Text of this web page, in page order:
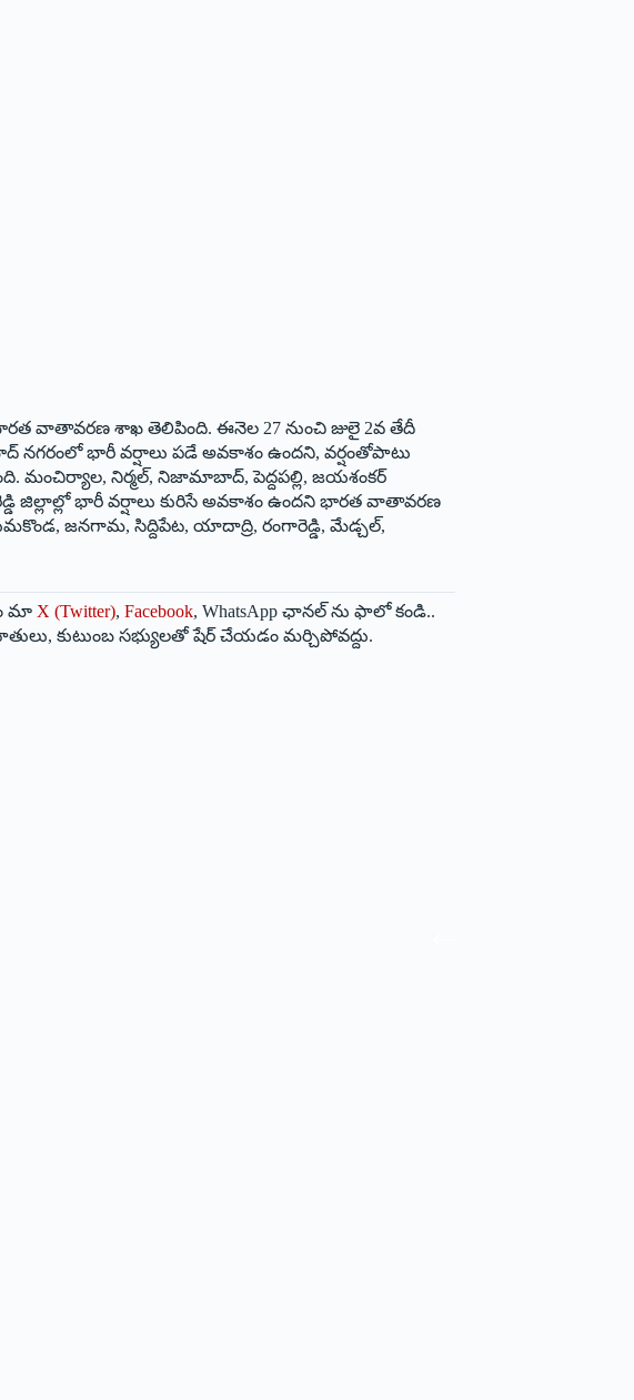
వాతావరణ శాఖ తెలిపింది. ఈనెల 27 నుంచి జులై 2వ తేదీ
నగరంలో భారీ వర్షాలు పడే అవకాశం ఉందని, వర్షంతోపాటు
మంచిర్యాల, నిర్మల్, నిజామాబాద్, పెద్దపల్లి, జయశంకర్
జిల్లాల్లో భారీ వర్షాలు కురిసే అవకాశం ఉందని భారత వాతావరణ
జనగామ, సిద్దిపేట, యాదాద్రి, రంగారెడ్డి, మేడ్చల్,
మా X (Twitter), Facebook, WhatsApp ఛానల్ ను ఫాలో కండి..
కుటుంబ సభ్యులతో షేర్ చేయడం మర్చిపోవద్దు.